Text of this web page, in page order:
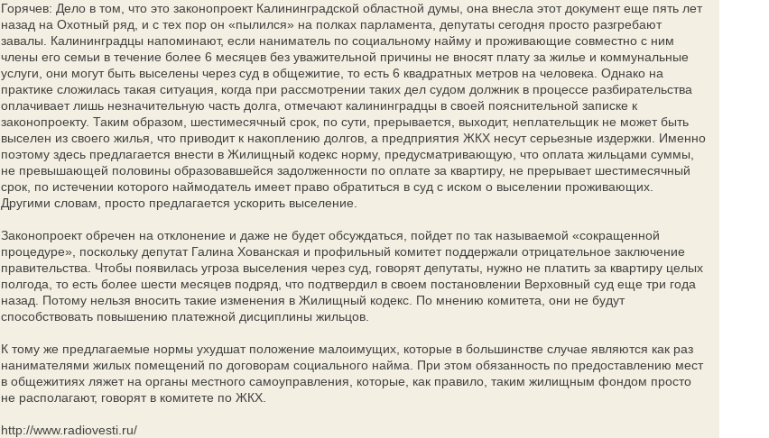
Горячев: Дело в том, что это законопроект Калининградской областной думы, она внесла этот документ еще пять лет
назад на Охотный ряд, и с тех пор он «пылился» на полках парламента, депутаты сегодня просто разгребают
завалы. Калининградцы напоминают, если наниматель по социальному найму и проживающие совместно с ним
члены его семьи в течение более 6 месяцев без уважительной причины не вносят плату за жилье и коммунальные
услуги, они могут быть выселены через суд в общежитие, то есть 6 квадратных метров на человека. Однако на
практике сложилась такая ситуация, когда при рассмотрении таких дел судом должник в процессе разбирательства
оплачивает лишь незначительную часть долга, отмечают калининградцы в своей пояснительной записке к
законопроекту. Таким образом, шестимесячный срок, по сути, прерывается, выходит, неплательщик не может быть
выселен из своего жилья, что приводит к накоплению долгов, а предприятия ЖКХ несут серьезные издержки. Именно
поэтому здесь предлагается внести в Жилищный кодекс норму, предусматривающую, что оплата жильцами суммы,
не превышающей половины образовавшейся задолженности по оплате за квартиру, не прерывает шестимесячный
срок, по истечении которого наймодатель имеет право обратиться в суд с иском о выселении проживающих.
Другими словам, просто предлагается ускорить выселение.
Законопроект обречен на отклонение и даже не будет обсуждаться, пойдет по так называемой «сокращенной
процедуре», поскольку депутат Галина Хованская и профильный комитет поддержали отрицательное заключение
правительства. Чтобы появилась угроза выселения через суд, говорят депутаты, нужно не платить за квартиру целых
полгода, то есть более шести месяцев подряд, что подтвердил в своем постановлении Верховный суд еще три года
назад. Потому нельзя вносить такие изменения в Жилищный кодекс. По мнению комитета, они не будут
способствовать повышению платежной дисциплины жильцов.
К тому же предлагаемые нормы ухудшат положение малоимущих, которые в большинстве случае являются как раз
нанимателями жилых помещений по договорам социального найма. При этом обязанность по предоставлению мест
в общежитиях ляжет на органы местного самоуправления, которые, как правило, таким жилищным фондом просто
не располагают, говорят в комитете по ЖКХ.
http://www.radiovesti.ru/